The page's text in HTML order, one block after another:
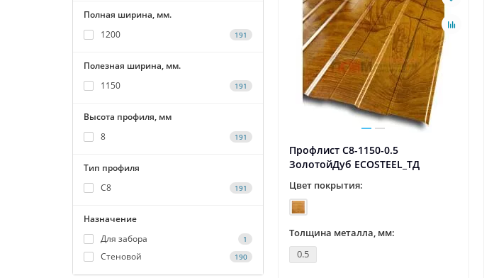
Полная ширина, мм.
1200
191
Полезная ширина, мм.
1150
191
Высота профиля, мм
8
191
Тип профиля
С8
191
Назначение
Для забора
1
Стеновой 190
Профлист С8-1150-0.5
ЗолотойДуб ECOSTEEL_ТД
Цвет покрытия:
Толщина металла, мм:
0.5